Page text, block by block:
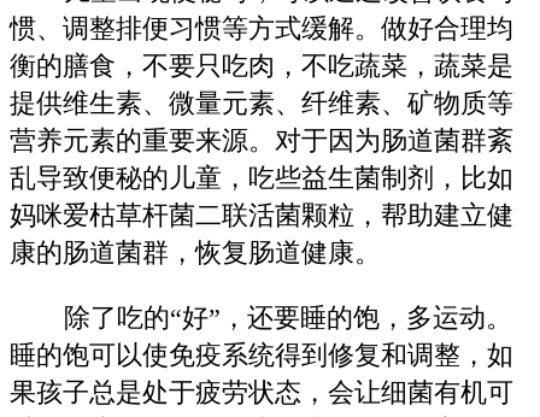
惯、调整排便习惯等方式缓解。做好合理均
衡的膳食，不要只吃肉，不吃蔬菜，蔬菜是
提供维生素、微量元素、纤维素、矿物质等
营养元素的重要来源。对于因为肠道菌群紊
乱导致便秘的儿童，吃些益生菌制剂，比如
妈咪爱枯草杆菌二联活菌颗粒，帮助建立健
康的肠道菌群，恢复肠道健康。
除了吃的“好”，还要睡的饱，多运动。
睡的饱可以使免疫系统得到修复和调整，如
果孩子总是处于疲劳状态，会让细菌有机可